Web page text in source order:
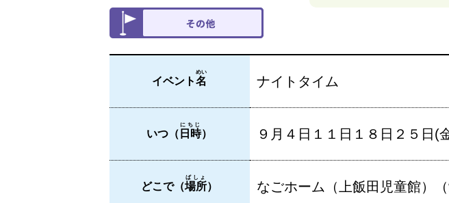
イベント名
めい
ナイトタイム
いつ（ 日時
にちじ
） ９月４日１１日１８日２５日(
どこで（場所
ばしょ
） なごホーム（上飯田児童館）